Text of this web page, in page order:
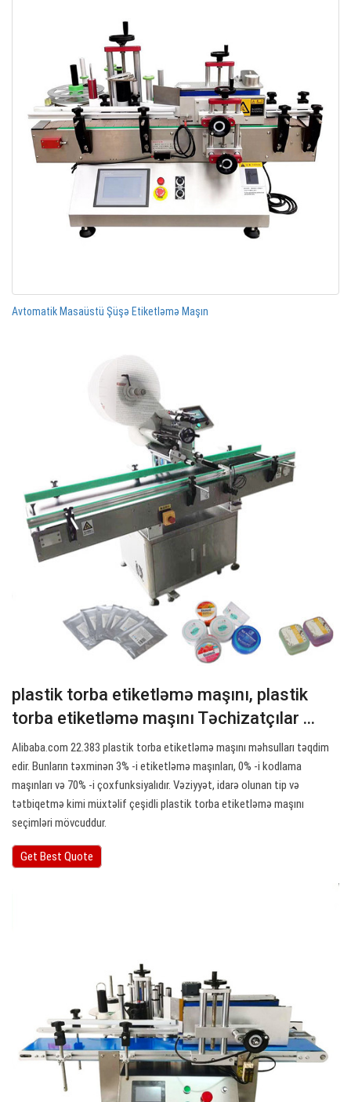
Avtomatik Masaüstü Şüşə Etiketləmə Maşın
plastik torba etiketləmə maşını, plastik
torba etiketləmə maşını Təchizatçılar ...
Alibaba.com 22.383 plastik torba etiketləmə maşını məhsulları təqdim
edir. Bunların təxminən 3% -i etiketləmə maşınları, 0% -i kodlama
maşınları və 70% -i çoxfunksiyalıdır. Vəziyyət, idarə olunan tip və
tətbiqetmə kimi müxtəlif çeşidli plastik torba etiketləmə maşını
seçimləri mövcuddur.
Get Best Quote